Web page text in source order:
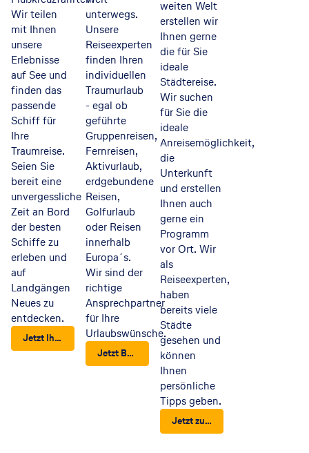
Wir teilen
mit Ihnen
unsere
Erlebnisse
auf See und
finden das
passende
Schiff für
Ihre
Traumreise.
Seien Sie
bereit eine
unvergessliche
Zeit an Bord
der besten
Schiffe zu
erleben und
auf
Landgängen
Neues zu
entdecken.
Jetzt Ihre nächste Kreuzfahrt finden
unterwegs.
Unsere
Reiseexperten
finden Ihren
individuellen
Traumurlaub
- egal ob
geführte
Gruppenreisen,
Fernreisen,
Aktivurlaub,
erdgebundene
Reisen,
Golfurlaub
oder Reisen
innerhalb
Europa´s.
Wir sind der
richtige
Ansprechpartner
für Ihre
Urlaubswünsche.
Jetzt Beratungstermin vereinbaren
weiten Welt
erstellen wir
Ihnen gerne
die für Sie
ideale
Städtereise.
Wir suchen
für Sie die
ideale
Anreisemöglichkeit,
die
Unterkunft
und erstellen
Ihnen auch
gerne ein
Programm
vor Ort. Wir
als
Reiseexperten,
haben
bereits viele
Städte
gesehen und
können
Ihnen
persönliche
Tipps geben.
Jetzt zu Ihrer Städtereise beraten lassen